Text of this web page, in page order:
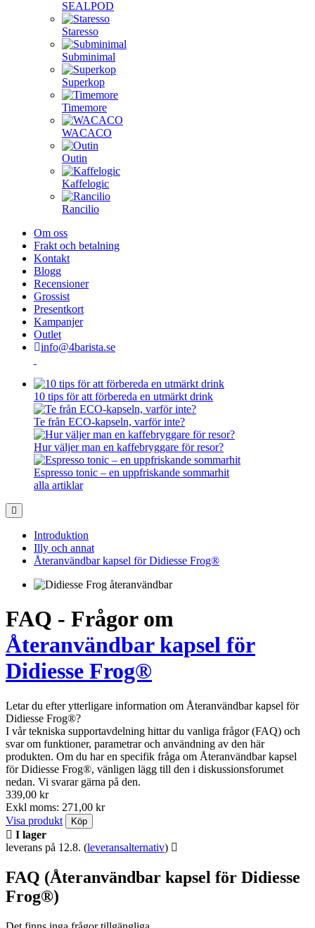
SEALPOD
Staresso
Subminimal
Superkop
Timemore
WACACO
Outin
Kaffelogic
Rancilio
Om oss
Frakt och betalning
Kontakt
Blogg
Recensioner
Grossist
Presentkort
Kampanjer
Outlet
info@4barista.se
10 tips för att förbereda en utmärkt drink
Te från ECO-kapseln, varför inte?
Hur väljer man en kaffebryggare för resor?
Espresso tonic – en uppfriskande sommarhit
alla artiklar
Introduktion
Illy och annat
Återanvändbar kapsel för Didiesse Frog®
FAQ - Frågor om
Återanvändbar kapsel för
Didiesse Frog®
Letar du efter ytterligare information om Återanvändbar kapsel för
Didiesse Frog®?
I vår tekniska supportavdelning hittar du vanliga frågor (FAQ) och
svar om funktioner, parametrar och användning av den här
produkten. Om du har en specifik fråga om Återanvändbar kapsel
för Didiesse Frog®, vänligen lägg till den i diskussionsforumet
nedan. Vi svarar gärna på den.
339,00 kr
Exkl moms: 271,00 kr
Visa produkt
Köp
I lager
leverans på 12.8. (leveransalternativ)
FAQ (Återanvändbar kapsel för Didiesse
Frog®)